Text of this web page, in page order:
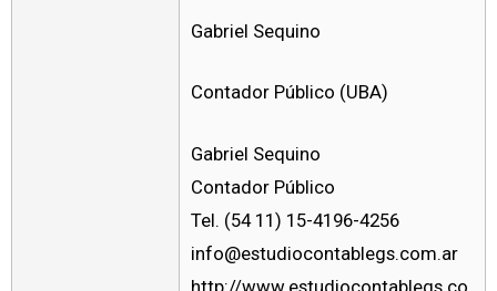
Gabriel Sequino
Contador Público (UBA)
Gabriel Sequino
Contador Público
Tel. (54 11) 15-4196-4256
info@estudiocontablegs.com.ar
http://www.estudiocontablegs.co